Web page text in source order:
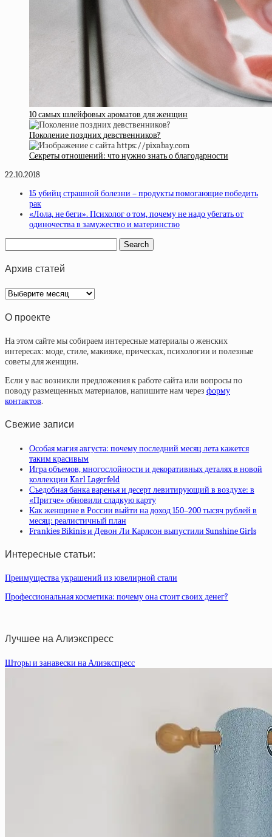
10 самых шлейфовых ароматов для женщин
Поколение поздних девственников?
Секреты отношений: что нужно знать о благодарности
22.10.2018
15 убийц страшной болезни – продукты помогающие победить
рак
«Лола, не беги». Психолог о том, почему не надо убегать от
одиночества в замужество и материнство
Архив статей
Архив
статей
О проекте
На этом сайте мы собираем интересные материалы о женских
интересах: моде, стиле, макияже, прическах, психологии и полезные
советы для женщин.
Если у вас возникли предложения к работе сайта или вопросы по
поводу размещенных материалов, напишите нам через форму
контактов.
Свежие записи
Особая магия августа: почему последний месяц лета кажется
таким красивым
Игра объемов, многослойности и декоративных деталях в новой
коллекции Karl Lagerfeld
Съедобная банка варенья и десерт левитирующий в воздухе: в
«Притче» обновили сладкую карту
Как женщине в России выйти на доход 150–200 тысяч рублей в
месяц: реалистичный план
Frankies Bikinis и Девон Ли Карлсон выпустили Sunshine Girls
Интересные статьи:
Преимущества украшений из ювелирной стали
Профессиональная косметика: почему она стоит своих денег?
Лучшее на Алиэкспресс
Шторы и занавески на Алиэкспресс